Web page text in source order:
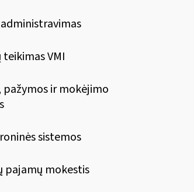
VMI
pažymos ir mokėjimo
sistemos
pajamų mokestis